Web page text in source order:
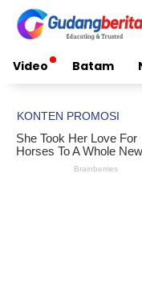
content
Video Batam